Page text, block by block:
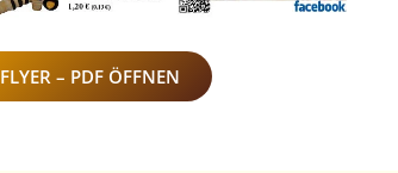
FLYER – PDF ÖFFNEN